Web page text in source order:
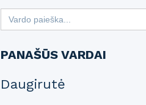
Search
for:
PANAŠŪS VARDAI
Daugirutė